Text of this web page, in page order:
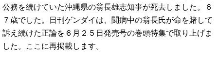
公務を続けていた沖縄県の翁長雄志知事が死去しました。６
７歳でした。日刊ゲンダイは、闘病中の翁長氏が命を賭して
訴え続けた正論を６月２５日発売号の巻頭特集で取り上げま
した。ここに再掲載します。